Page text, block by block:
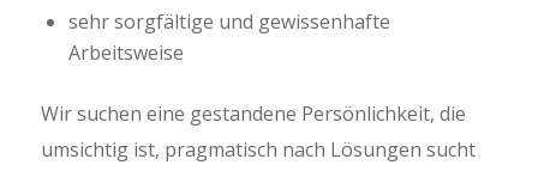
sehr sorgfältige und gewissenhafte
Arbeitsweise
Wir suchen eine gestandene Persönlichkeit, die
umsichtig ist, pragmatisch nach Lösungen sucht